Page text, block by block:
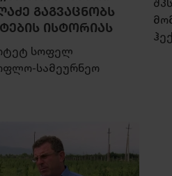
ᲒᲐᲒᲕᲐᲪᲜᲝᲑᲡ
ᲘᲡᲢᲝᲠᲘᲐᲡ
სოფელ
სამეურნეო